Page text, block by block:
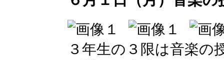
３年生の３限は音楽の